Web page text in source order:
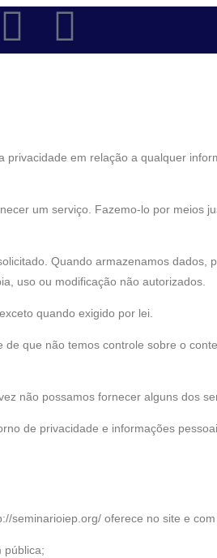
em relação a qualquer
um serviço. Fazemo-lo por meios
Quando armazenamos dados,
uso ou modificação não autorizados.
quando exigido por lei.
que não temos controle sobre o
não possamos fornecer alguns dos
de privacidade e informações
oferece no site e
pública;